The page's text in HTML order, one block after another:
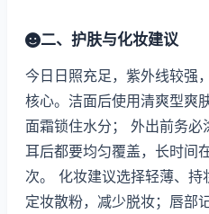
二、护肤与化妆建议
今日日照充足，紫外线较强
核心。洁面后使用清爽型爽
面霜锁住水分； 外出前务必
耳后都要均匀覆盖，长时间
次。 化妆建议选择轻薄、
定妆散粉，减少脱妆；唇部